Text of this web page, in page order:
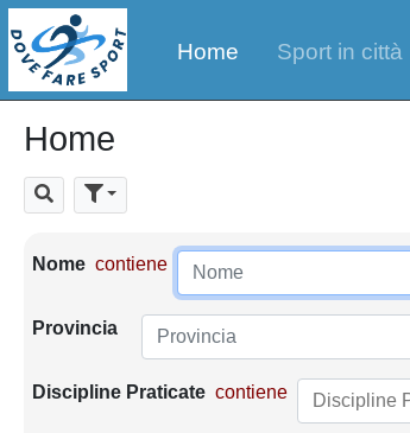
Home Sport in città
Home
CercaParametri di ricerca
Nome contiene
Provincia Provincia
Discipline Praticate contiene